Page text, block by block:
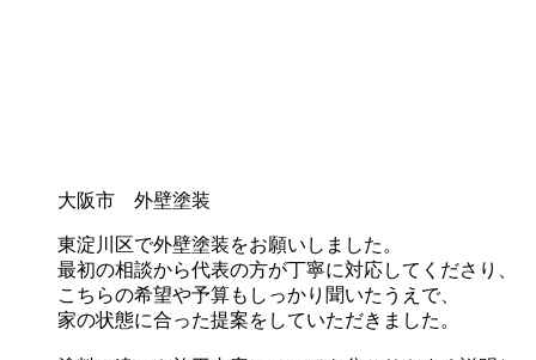
大阪市 外壁塗装
東淀川区で外壁塗装をお願いしました。
最初の相談から代表の方が丁寧に対応してくださり、
こちらの希望や予算もしっかり聞いたうえで、
家の状態に合った提案をしていただきました。